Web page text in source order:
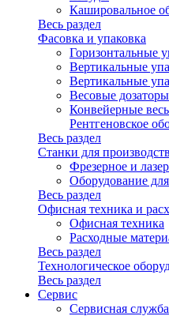
Кашировальное
Весь раздел
Фасовка и упаковка
Горизонтальные
Вертикальные
Вертикальные
Весовые дозаторы
Конвейерные
Рентгеновское
Весь раздел
Станки для
Фрезерное и
Оборудование
Весь раздел
Офисная техника и
Офисная техника
Расходные
Весь раздел
Технологическое
Весь раздел
Сервис
Сервисная служба